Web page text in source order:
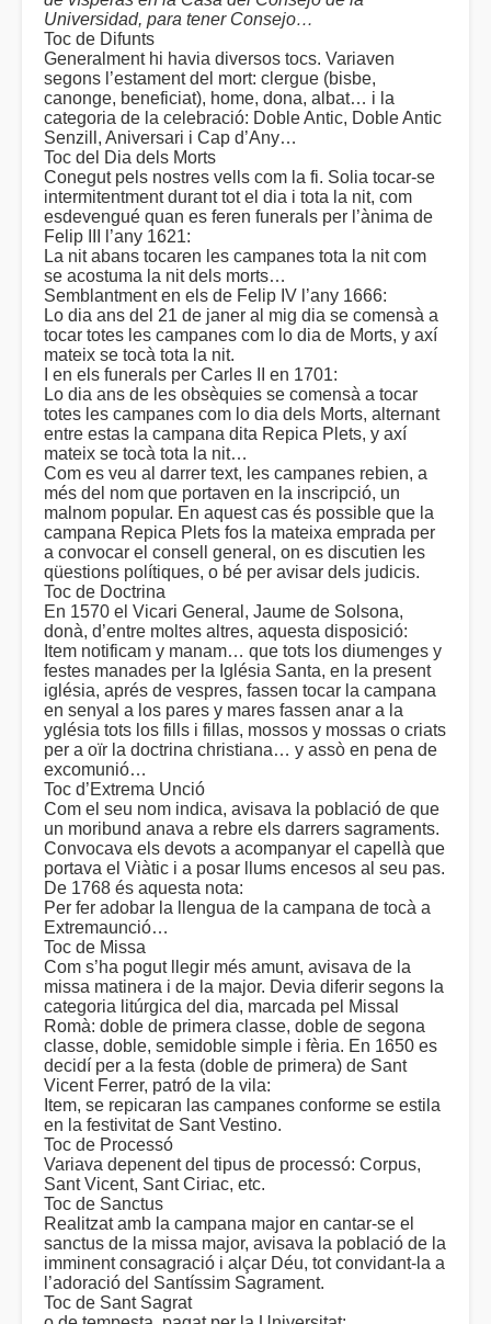
Universidad, para tener Consejo…
Toc de Difunts
Generalment hi havia diversos tocs. Variaven
segons l’estament del mort: clergue (bisbe,
canonge, beneficiat), home, dona, albat… i la
categoria de la celebració: Doble Antic, Doble Antic
Senzill, Aniversari i Cap d’Any…
Toc del Dia dels Morts
Conegut pels nostres vells com la fi. Solia tocar-se
intermitentment durant tot el dia i tota la nit, com
esdevengué quan es feren funerals per l’ànima de
Felip III l’any 1621:
La nit abans tocaren les campanes tota la nit com
se acostuma la nit dels morts…
Semblantment en els de Felip IV l’any 1666:
Lo dia ans del 21 de janer al mig dia se comensà a
tocar totes les campanes com lo dia de Morts, y axí
mateix se tocà tota la nit.
I en els funerals per Carles II en 1701:
Lo dia ans de les obsèquies se comensà a tocar
totes les campanes com lo dia dels Morts, alternant
entre estas la campana dita Repica Plets, y axí
mateix se tocà tota la nit…
Com es veu al darrer text, les campanes rebien, a
més del nom que portaven en la inscripció, un
malnom popular. En aquest cas és possible que la
campana Repica Plets fos la mateixa emprada per
a convocar el consell general, on es discutien les
qüestions polítiques, o bé per avisar dels judicis.
Toc de Doctrina
En 1570 el Vicari General, Jaume de Solsona,
donà, d’entre moltes altres, aquesta disposició:
Item notificam y manam… que tots los diumenges y
festes manades per la Iglésia Santa, en la present
iglésia, aprés de vespres, fassen tocar la campana
en senyal a los pares y mares fassen anar a la
yglésia tots los fills i fillas, mossos y mossas o criats
per a oïr la doctrina christiana… y assò en pena de
excomunió…
Toc d’Extrema Unció
Com el seu nom indica, avisava la població de que
un moribund anava a rebre els darrers sagraments.
Convocava els devots a acompanyar el capellà que
portava el Viàtic i a posar llums encesos al seu pas.
De 1768 és aquesta nota:
Per fer adobar la llengua de la campana de tocà a
Extremaunció…
Toc de Missa
Com s’ha pogut llegir més amunt, avisava de la
missa matinera i de la major. Devia diferir segons la
categoria litúrgica del dia, marcada pel Missal
Romà: doble de primera classe, doble de segona
classe, doble, semidoble simple i fèria. En 1650 es
decidí per a la festa (doble de primera) de Sant
Vicent Ferrer, patró de la vila:
Item, se repicaran las campanes conforme se estila
en la festivitat de Sant Vestino.
Toc de Processó
Variava depenent del tipus de processó: Corpus,
Sant Vicent, Sant Ciriac, etc.
Toc de Sanctus
Realitzat amb la campana major en cantar-se el
sanctus de la missa major, avisava la població de la
imminent consagració i alçar Déu, tot convidant-la a
l’adoració del Santíssim Sagrament.
Toc de Sant Sagrat